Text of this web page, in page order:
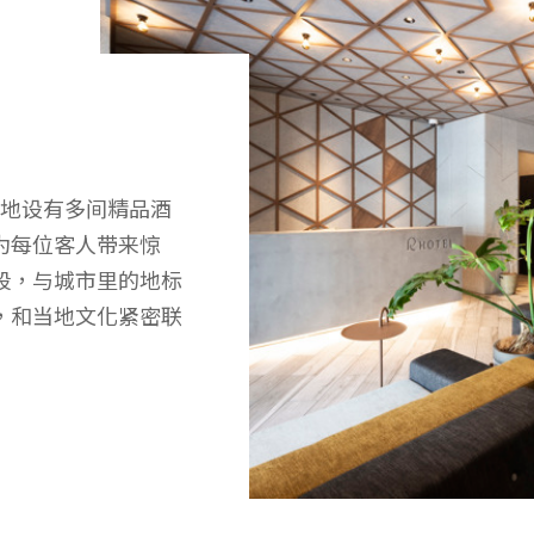
设有多间精品酒
每位客人带来惊
，与城市里的地标
和当地文化紧密联